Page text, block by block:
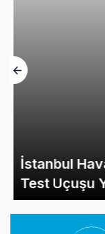
İstanbul
Test Uçuşu